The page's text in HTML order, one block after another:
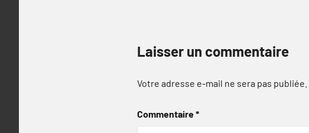
Laisser un commentaire
Votre adresse e-mail ne sera pas publiée.
Commentaire*